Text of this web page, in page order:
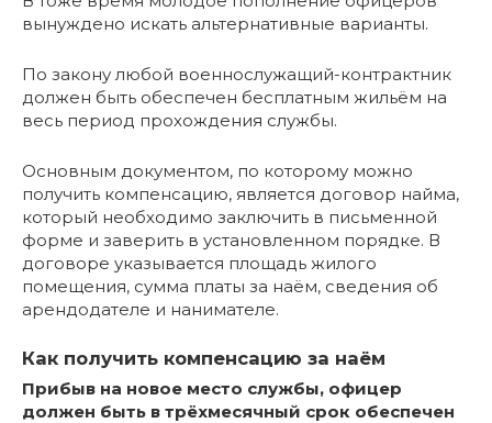
вынуждено искать альтернативные варианты.
По закону любой военнослужащий-контрактник
должен быть обеспечен бесплатным жильём на
весь период прохождения службы.
Основным документом, по которому можно
получить компенсацию, является договор найма,
который необходимо заключить в письменной
форме и заверить в установленном порядке. В
договоре указывается площадь жилого
помещения, сумма платы за наём, сведения об
арендодателе и нанимателе.
Как получить компенсацию за наём
Прибыв на новое место службы, офицер
должен быть в трёхмесячный срок обеспечен